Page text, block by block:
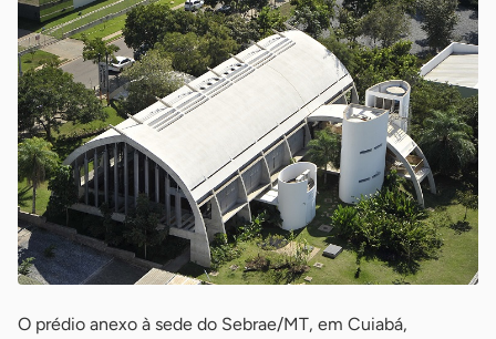
O prédio anexo à sede do Sebrae/MT, em Cuiabá,